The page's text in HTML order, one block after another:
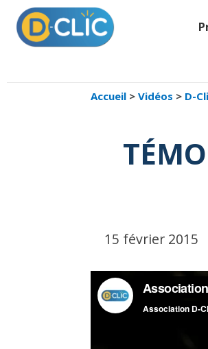
Accueil > Vidéos > D-
15 février 2015